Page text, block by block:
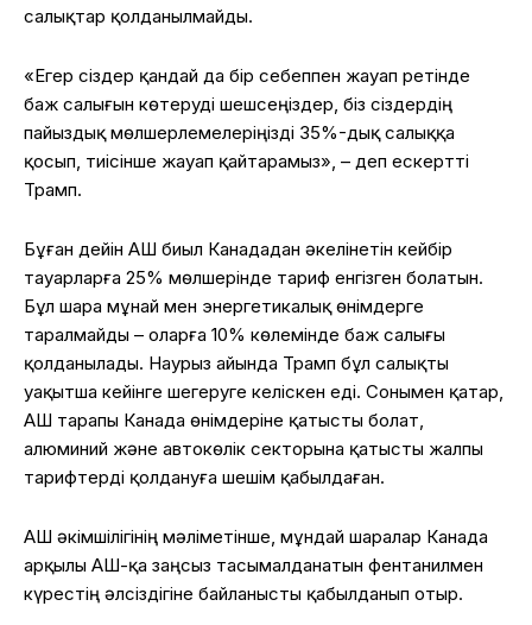
салықтар қолданылмайды.
«Егер сіздер қандай да бір себеппен жауап ретінде
баж салығын көтеруді шешсеңіздер, біз сіздердің
пайыздық мөлшерлемелеріңізді 35%-дық салыққа
қосып, тиісінше жауап қайтарамыз», – деп ескертті
Трамп.
Бұған дейін АҚШ биыл Канададан әкелінетін кейбір
тауарларға 25% мөлшерінде тариф енгізген болатын.
Бұл шара мұнай мен энергетикалық өнімдерге
таралмайды – оларға 10% көлемінде баж салығы
қолданылады. Наурыз айында Трамп бұл салықты
уақытша кейінге шегеруге келіскен еді. Сонымен қатар,
АҚШ тарапы Канада өнімдеріне қатысты болат,
алюминий және автокөлік секторына қатысты жалпы
тарифтерді қолдануға шешім қабылдаған.
АҚШ әкімшілігінің мәліметінше, мұндай шаралар Канада
арқылы АҚШ-қа заңсыз тасымалданатын фентанилмен
күрестің әлсіздігіне байланысты қабылданып отыр.